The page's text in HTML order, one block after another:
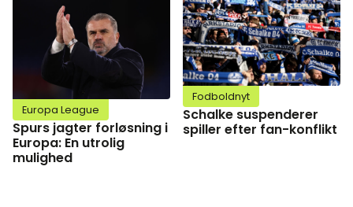
Europa League
Spurs jagter forløsning i
Europa: En utrolig
mulighed
Fodboldnyt
Schalke suspenderer
spiller efter fan-konflikt